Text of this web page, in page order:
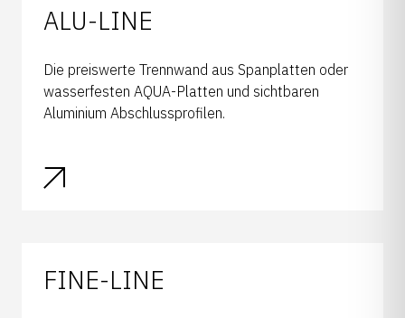
ALU-LINE
Die preiswerte Trennwand aus Spanplatten oder
wasserfesten AQUA-Platten und sichtbaren
Aluminium Abschlussprofilen.
FINE-LINE